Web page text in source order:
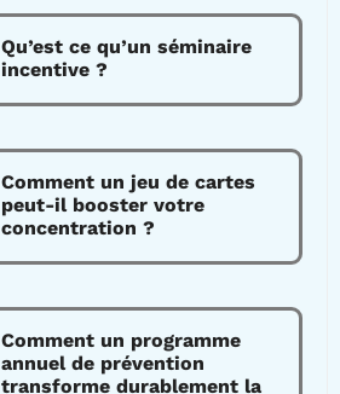
Qu’est ce qu’un séminaire
incentive ?
Comment un jeu de cartes
peut-il booster votre
concentration ?
Comment un programme
annuel de prévention
transforme durablement la